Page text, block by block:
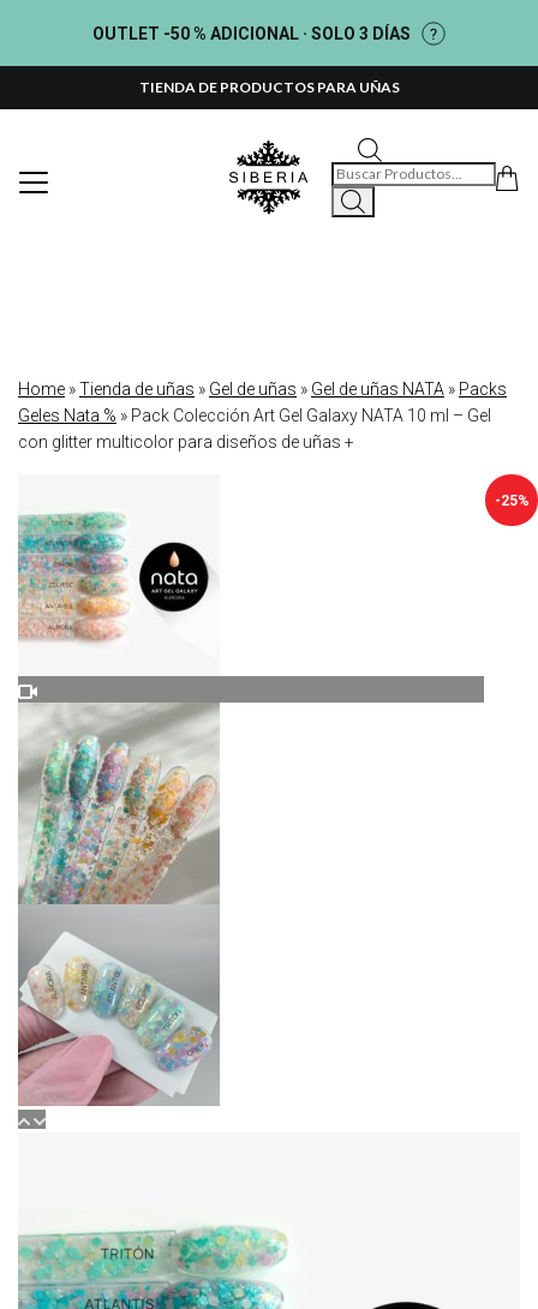
OUTLET -50 % ADICIONAL · SOLO 3 DÍAS
TIENDA DE PRODUCTOS PARA UÑAS
Búsqueda de productos
Home »Tienda de uñas » Gel de uñas » Gel de uñas NATA » Packs
Geles Nata % » Pack Colección Art Gel Galaxy NATA 10 ml – Gel
con glitter multicolor para diseños de uñas +
-25%